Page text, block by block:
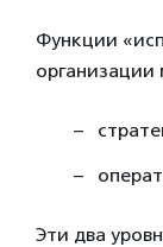
Функции
организации
Эти два